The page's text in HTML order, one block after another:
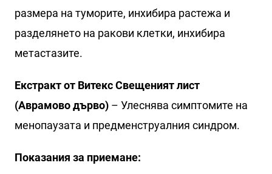
размера на туморите, инхибира растежа и
разделянето на ракови клетки, инхибира
метастазите.
Екстракт от Витекс Свещеният лист
(Аврамово дърво) – Улеснява симптомите на
менопаузата и предменструалния синдром.
Показания за приемане: